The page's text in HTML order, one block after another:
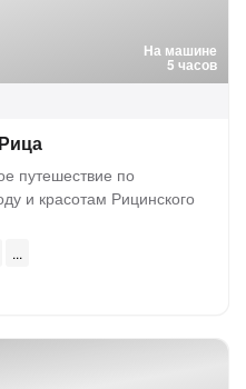
На машине
5 часов
путешествие по
и красотам Рицинского